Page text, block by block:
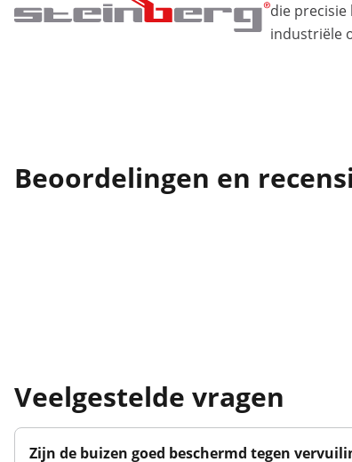
die
industriële
Beoordelingen en
Veelgestelde vragen
Zijn de buizen goed beschermd tegen